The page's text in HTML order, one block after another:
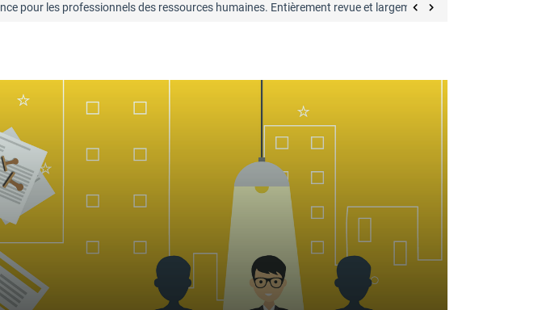
des ressources humaines. Entièrement revue et largement…voir